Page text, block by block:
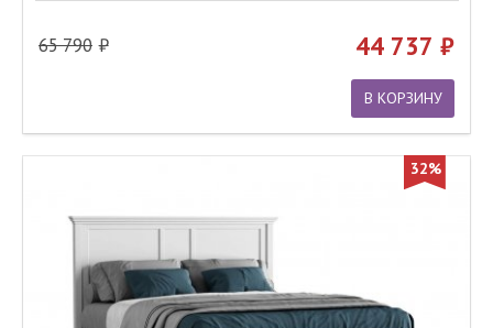
65 790 44 737
В КОРЗИНУ
32%